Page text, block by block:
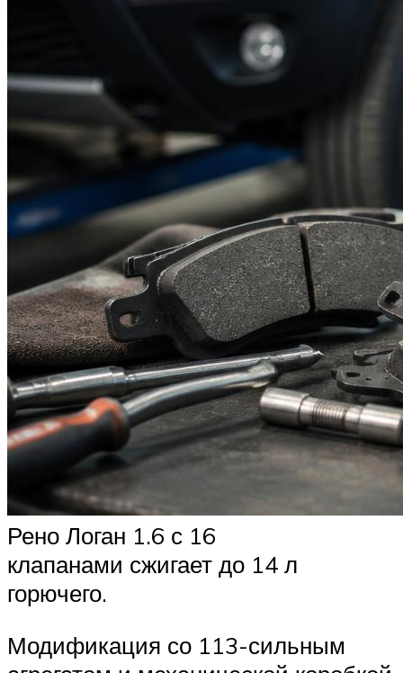
Рено Логан 1.6 с 16
клапанами сжигает до 14 л
горючего.
Модификация со 113-сильным